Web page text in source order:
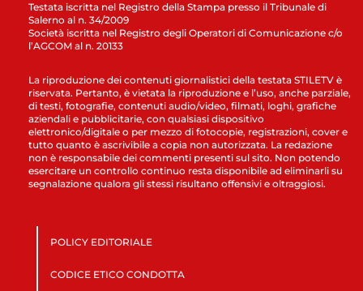
Testata iscritta nel Registro della Stampa presso il Tribunale di
Salerno al n. 34/2009
Società iscritta nel Registro degli Operatori di Comunicazione c/o
l’AGCOM al n. 20133
La riproduzione dei contenuti giornalistici della testata STILETV è
riservata. Pertanto, è vietata la riproduzione e l’uso, anche parziale,
di testi, fotografie, contenuti audio/video, filmati, loghi, grafiche
aziendali e pubblicitarie, con qualsiasi dispositivo
elettronico/digitale o per mezzo di fotocopie, registrazioni, cover e
tutto quanto è ascrivibile a copia non autorizzata. La redazione
non è responsabile dei commenti presenti sul sito. Non potendo
esercitare un controllo continuo resta disponibile ad eliminarli su
segnalazione qualora gli stessi risultano offensivi e oltraggiosi.
POLICY EDITORIALE
CODICE ETICO CONDOTTA